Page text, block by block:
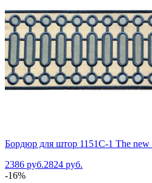
Бордюр для штор 1151C-1 The
2386 руб.2824 руб.
-16%